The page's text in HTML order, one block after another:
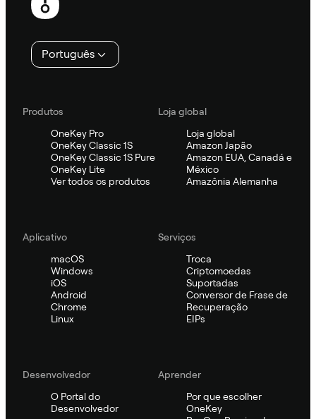
Português
Produtos
OneKey Pro
OneKey Classic 1S
OneKey Classic 1S Pure
OneKey Lite
Ver todos os produtos
Loja global
Loja global
Amazon Japão
Amazon EUA, Canadá e
México
Amazônia Alemanha
Aplicativo
macOS
Windows
iOS
Android
Chrome
Linux
Serviços
Troca
Criptomoedas
Suportadas
Conversor de Frase de
Recuperação
EIPs
Desenvolvedor
O Portal do
Desenvolvedor
Aprender
Por que escolher
OneKey